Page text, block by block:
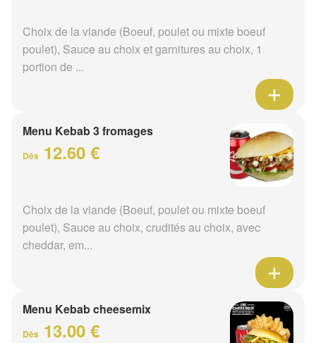
Choix de la viande (Boeuf, poulet ou mixte boeuf
poulet), Sauce au choix et garnitures au choix, 1
portion de ...
Menu Kebab 3 fromages
Dès 12.60 €
Choix de la viande (Boeuf, poulet ou mixte boeuf
poulet), Sauce au choix, crudités au choix, avec
cheddar, em...
Menu Kebab cheesemix
Dès 13.00 €